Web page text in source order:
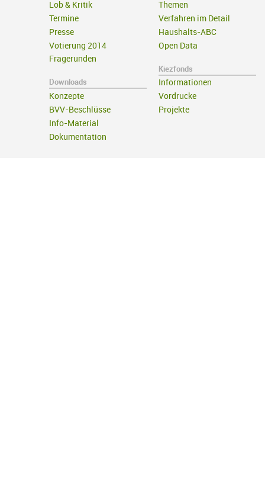
Lob & Kritik
Termine
Presse
Votierung 2014
Fragerunden
Downloads
Konzepte
BVV-Beschlüsse
Info-Material
Dokumentation
Themen
Verfahren im Detail
Haushalts-ABC
Open Data
Kiezfonds
Informationen
Vordrucke
Projekte